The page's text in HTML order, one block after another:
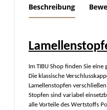
Beschreibung
Im TIBU Shop finden Sie
Die klassische
Lamellenstopfen
Stopfen sind variabel
alle Vorteile des Wertstoffs